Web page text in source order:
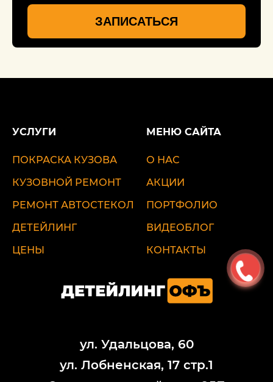
ЗАПИСАТЬСЯ
УСЛУГИ
ПОКРАСКА КУЗОВА
КУЗОВНОЙ РЕМОНТ
РЕМОНТ АВТОСТЕКОЛ
ДЕТЕЙЛИНГ
ЦЕНЫ
МЕНЮ САЙТА
О НАС
АКЦИИ
ПОРТФОЛИО
ВИДЕОБЛОГ
КОНТАКТЫ
ул. Удальцова, 60
ул. Лобненская, 17 стр.1